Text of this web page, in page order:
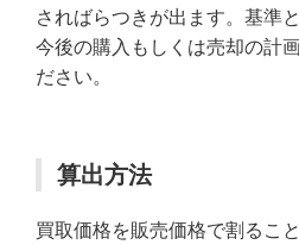
さればらつきが出ます。基準
今後の購入もしくは売却の計
ださい。
算出方法
買取価格を販売価格で割るこ